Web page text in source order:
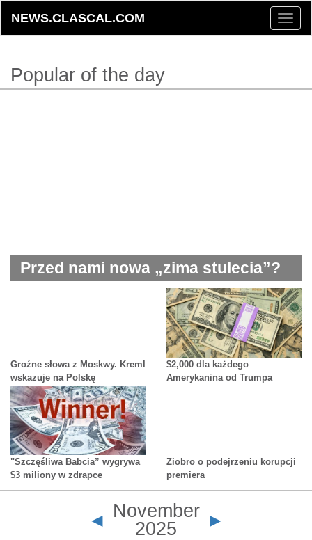
Toggle
NEWS.CLASCAL.COM
Popular of the day
Przed nami nowa „zima stulecia”?
Groźne słowa z Moskwy. Kreml
wskazuje na Polskę
$2,000 dla każdego
Amerykanina od Trumpa
"Szczęśliwa Babcia” wygrywa
$3 miliony w zdrapce
Ziobro o podejrzeniu korupcji
premiera
◄ November
2025
►